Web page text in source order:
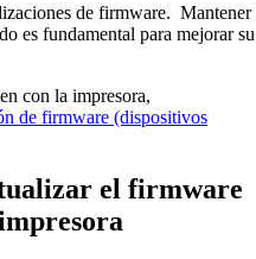
de firmware. Mantener
es fundamental para mejorar su
con la impresora,
de firmware (dispositivos
el firmware